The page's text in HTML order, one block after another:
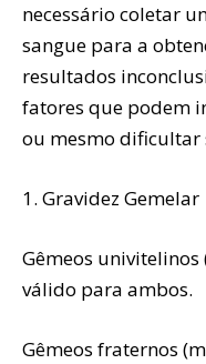
necessário coletar
sangue para a
resultados
fatores que podem
ou mesmo dificultar
1. Gravidez Gemelar
Gêmeos
válido para ambos.
Gêmeos fraternos